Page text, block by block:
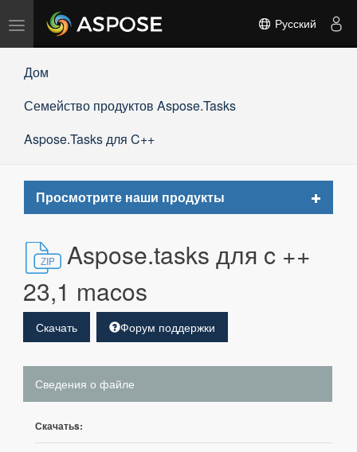
Переключить
навигацию
Русский
Дом
Семейство продуктов Aspose.Tasks
Aspose.Tasks для C++
Просмотрите наши продукты
Toggle
Aspose.tasks для c ++
23,1 macos
Скачать Форум поддержки
Сведения о файле
Скачатьs: